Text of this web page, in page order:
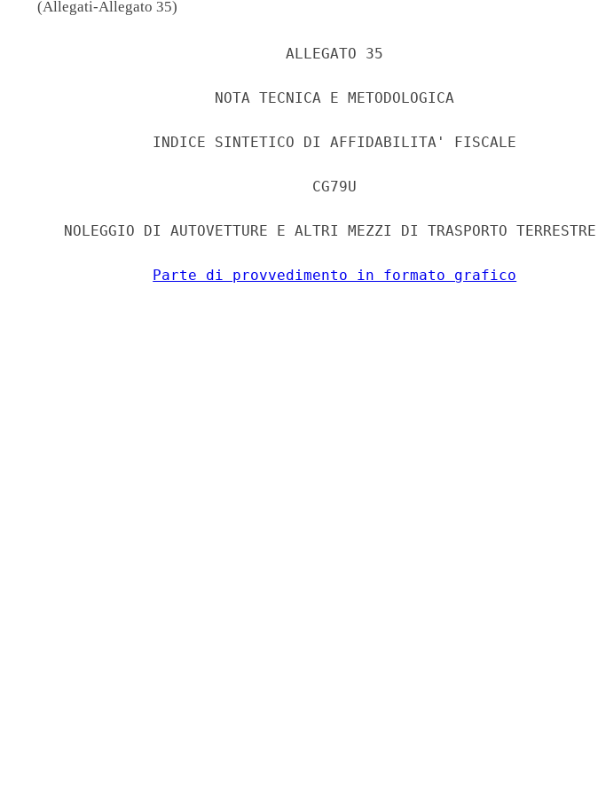
(Allegati-Allegato 35)
                             ALLEGATO 35
                     NOTA TECNICA E METODOLOGICA
              INDICE SINTETICO DI AFFIDABILITA' FISCALE
                                CG79U
    NOLEGGIO DI AUTOVETTURE E ALTRI MEZZI DI TRASPORTO TERRESTRE
Parte di provvedimento in formato grafico